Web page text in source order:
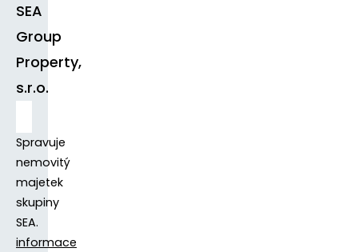
SEA
Group
Property,
s.r.o.
Spravuje
nemovitý
majetek
skupiny
SEA.
informace